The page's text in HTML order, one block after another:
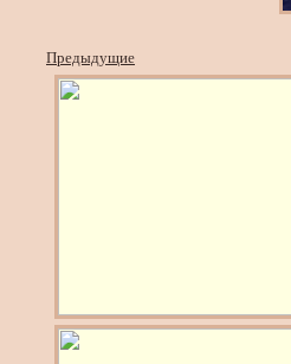
Предыдущие